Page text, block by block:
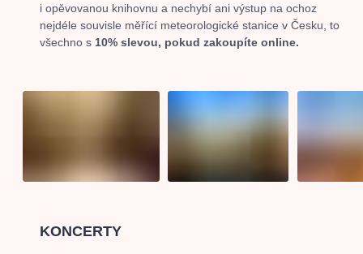
i opěvovanou knihovnu a nechybí ani výstup na ochoz
nejdéle souvisle měřící meteorologické stanice v Česku, to
všechno s 10% slevou, pokud zakoupíte online.
KONCERTY